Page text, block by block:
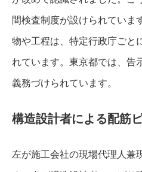
間検査制度が設けられていま
物や工程は、特定行政庁ごと
れています。東京都では、告
義務づけられています。
構造設計者による配筋
左が施工会社の現場代理人兼